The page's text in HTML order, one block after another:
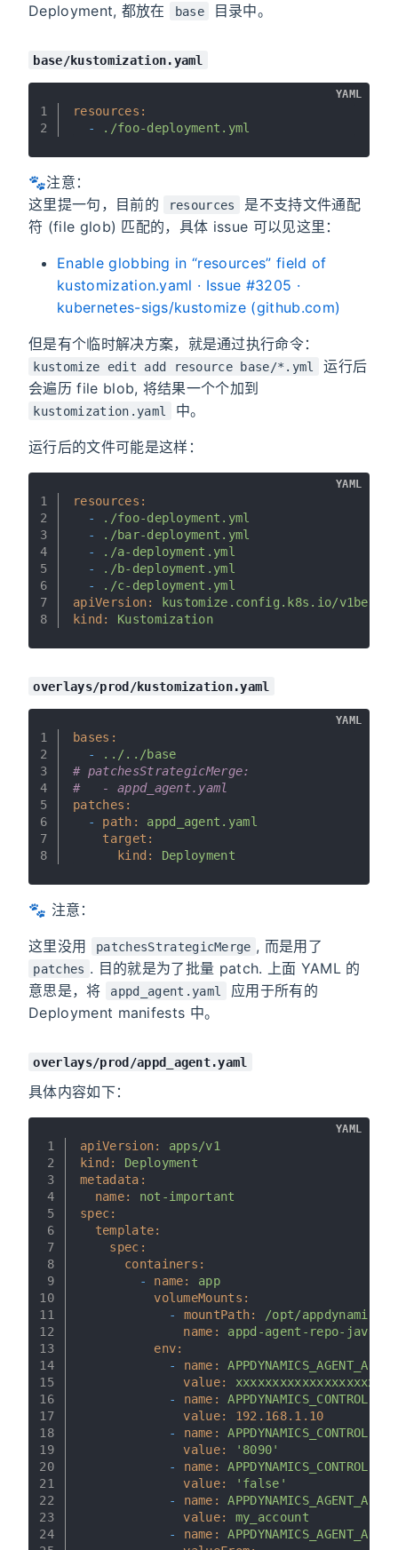
Deployment, 都放在 base 目录中。
base/kustomization.yaml
1
2
resources:
-
./foo-deployment.yml
YAML
🐾注意：
这里提一句，目前的
resources
是不支持文件通配
符 (file glob) 匹配的，具体 issue 可以见这里：
Enable globbing in “resources” field of
kustomization.yaml · Issue #3205 ·
kubernetes-sigs/kustomize (github.com)
但是有个临时解决方案，就是通过执行命令：
kustomize edit add resource base/*.yml
运行后
会遍历 file blob, 将结果一个个加到
kustomization.yaml 中。
运行后的文件可能是这样：
1
2
3
4
5
6
7
8
resources:
-
./foo-deployment.yml
-
./bar-deployment.yml
-
./a-deployment.yml
-
./b-deployment.yml
-
./c-deployment.yml
apiVersion:
kustomize.config.k8s.io/v1beta1
kind:
Kustomization
YAML
overlays/prod/kustomization.yaml
1
2
3
4
5
6
7
8
bases:
-
../../base
# patchesStrategicMerge:
#   - appd_agent.yaml
patches:
-
path:
appd_agent.yaml
target:
kind:
Deployment
YAML
🐾 注意：
这里没用 patchesStrategicMerge , 而是用了
patches . 目的就是为了批量 patch. 上面 YAML 的
意思是，将
appd_agent.yaml
应用于所有的
Deployment manifests 中。
overlays/prod/appd_agent.yaml
具体内容如下：
1
2
3
4
5
6
7
8
9
10
11
12
13
14
15
16
17
18
19
20
21
22
23
24
apiVersion:
apps/v1
kind:
Deployment
metadata:
name:
not-important
spec:
template:
spec:
containers:
-
name:
app
volumeMounts:
-
mountPath:
/opt/appdynamics-
name:
appd-agent-repo-java
env:
-
name:
value:
-
name:
value:
192.168.1 .10
-
name:
value:
'8090'
-
name:
value:
'false'
-
name:
value:
my_account
-
name:
YAML